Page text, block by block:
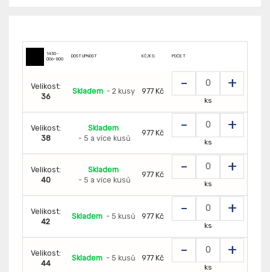
1430-
006-800
DOSTUPNOST KČ/KS: POČET
Velikost:
36
Skladem - 2 kusy 977 Kč - +
ks
Velikost:
38
Skladem
- 5 a více kusů
977 Kč - +
ks
Velikost:
40
Skladem
- 5 a více kusů
977 Kč - +
ks
Velikost:
42
Skladem - 5 kusů 977 Kč - +
ks
Velikost:
44
Skladem - 5 kusů 977 Kč - +
ks